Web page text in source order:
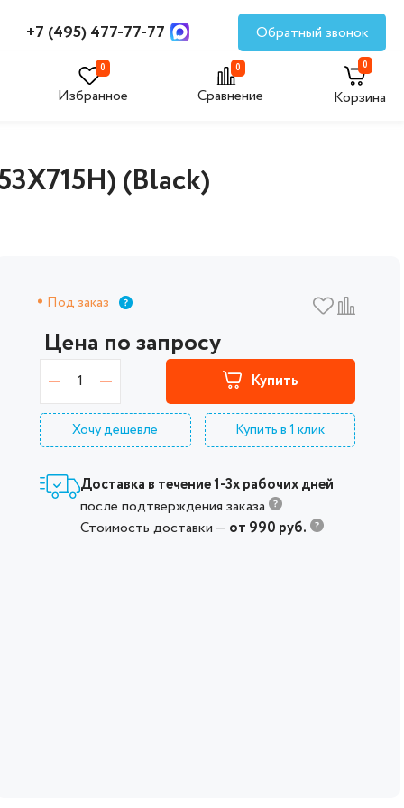
+7 (495) 477-77-77 Обратный звонок
0
Избранное
0
Сравнение
0
Корзина
(Black)
Под заказ
Цена по запросу
1 Купить
Хочу дешевле Купить в 1 клик
Доставка в течение 1-3х рабочих дней
после подтверждения заказа
Стоимость доставки — от 990 руб.